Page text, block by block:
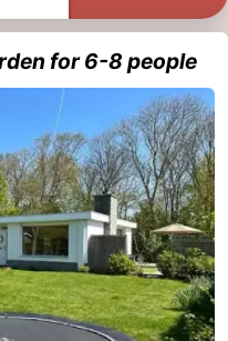
for 6-8 people